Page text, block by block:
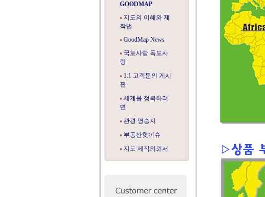
GOODMAP
지도의 이해와 제
작법
GoodMap News
국토사랑 독도사
랑
1:1 고객문의 게시
판
세계를 정복하려
면
관광 명승지
부동산핫이슈
지도 제작의뢰서